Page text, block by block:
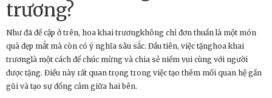
trương?
Như đã đề cập ở trên, hoa khai trươngkhông chỉ đơn thuần là một món
quà đẹp mắt mà còn có ý nghĩa sâu sắc. Đầu tiên, việc tặnghoa khai
trươnglà một cách để chúc mừng và chia sẻ niềm vui cùng với người
được tặng. Điều này rất quan trọng trong việc tạo thêm mối quan hệ gần
gũi và tạo sự đồng cảm giữa hai bên.